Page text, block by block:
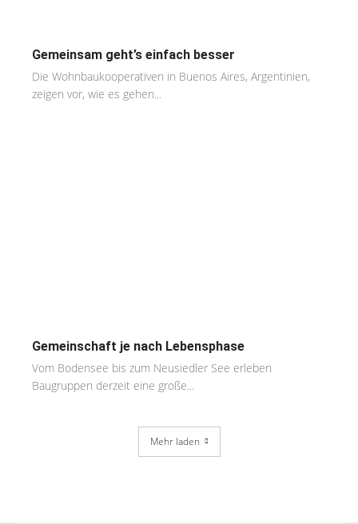
Gemeinsam geht’s einfach besser
Die Wohnbaukooperativen in Buenos Aires, Argentinien,
zeigen vor, wie es gehen...
Gemeinschaft je nach Lebensphase
Vom Bodensee bis zum Neusiedler See erleben
Baugruppen derzeit eine große...
Mehr laden